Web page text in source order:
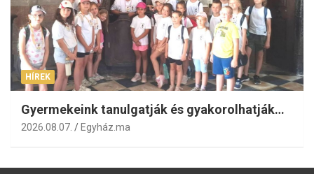
HÍREK
Gyermekeink tanulgatják és gyakorolhatják…
2026.08.07. Egyház.ma